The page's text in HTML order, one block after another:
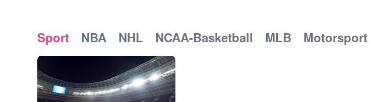
Sport NBA NHL NCAA-Basketball MLB Motorsport